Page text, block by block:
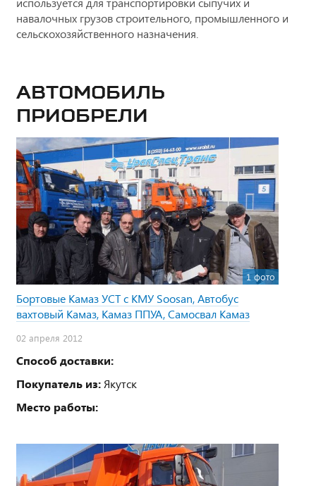
навалочных грузов строительного, промышленного и
сельскохозяйственного назначения.
Автомобиль
приобрели
1 фото
Бортовые Камаз УСТ с КМУ Soosan, Автобус
вахтовый Камаз, Камаз ППУА, Самосвал Камаз
02 апреля 2012
Способ доставки:
Покупатель из:Якутск
Место работы: